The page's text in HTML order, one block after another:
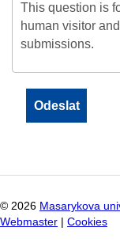
This question is
human visitor
submissions.
© 2026 Masarykova
Webmaster
Cookies